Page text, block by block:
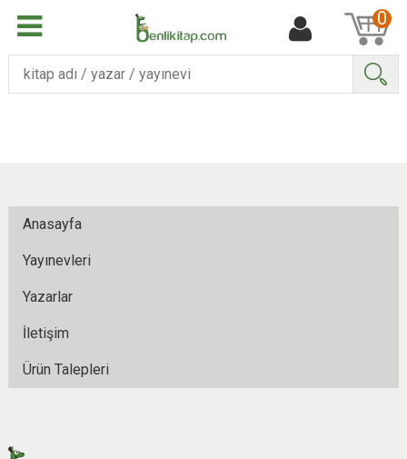
0
Anasayfa
Yayınevleri
Yazarlar
İletişim
Ürün Talepleri